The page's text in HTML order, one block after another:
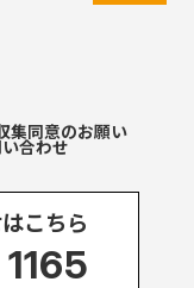
集同意のお願い
合わせ
こちら